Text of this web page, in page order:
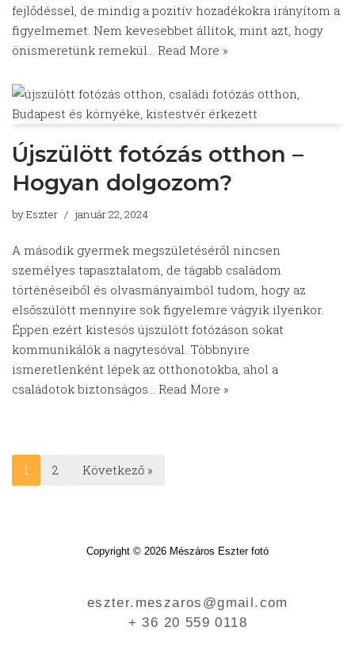
fejlődéssel, de mindig a pozitív hozadékokra irányítom a
figyelmemet. Nem kevesebbet állítok, mint azt, hogy
önismeretünk remekül… Read More »
Újszülött fotózás otthon –
Hogyan dolgozom?
byEszter január 22, 2024
A második gyermek megszületéséről nincsen
személyes tapasztalatom, de tágabb családom
történéseiből és olvasmányaimból tudom, hogy az
elsőszülött mennyire sok figyelemre vágyik ilyenkor.
Éppen ezért kistesós újszülött fotózáson sokat
kommunikálók a nagytesóval. Többnyire
ismeretlenként lépek az otthonotokba, ahol a
családotok biztonságos… Read More »
1 2 Következő »
Copyright © 2026 Mészáros Eszter fotó
eszter.meszaros@gmail.com
+ 36 20 559 0118